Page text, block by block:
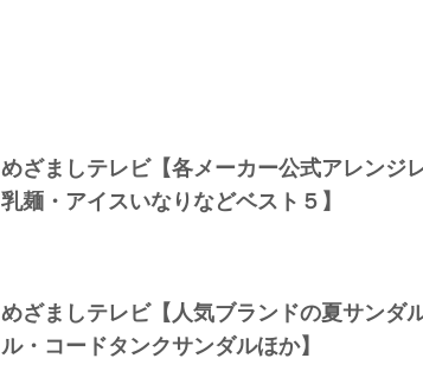
めざましテレビ【各メーカー公式アレンジ
乳麺・アイスいなりなどベスト５】
めざましテレビ【人気ブランドの夏サンダ
ル・コードタンクサンダルほか】